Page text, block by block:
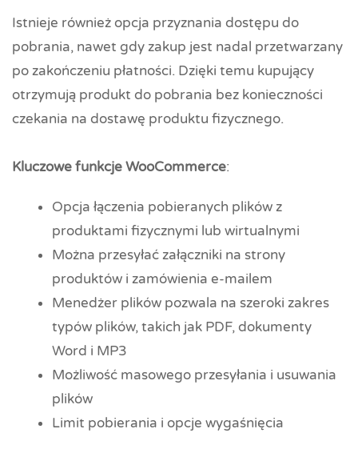
Istnieje również opcja przyznania dostępu do
pobrania, nawet gdy zakup jest nadal przetwarzany
po zakończeniu płatności. Dzięki temu kupujący
otrzymują produkt do pobrania bez konieczności
czekania na dostawę produktu fizycznego.
Kluczowe funkcje WooCommerce:
Opcja łączenia pobieranych plików z
produktami fizycznymi lub wirtualnymi
Można przesyłać załączniki na strony
produktów i zamówienia e-mailem
Menedżer plików pozwala na szeroki zakres
typów plików, takich jak PDF, dokumenty
Word i MP3
Możliwość masowego przesyłania i usuwania
plików
Limit pobierania i opcje wygaśnięcia